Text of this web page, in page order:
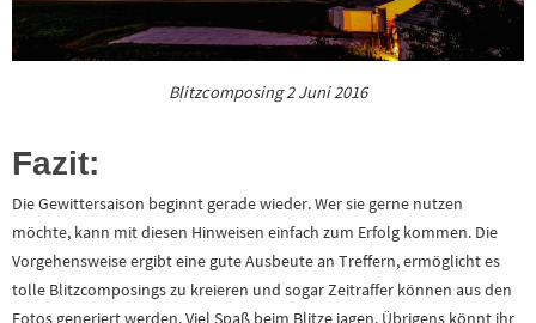
Blitzcomposing 2 Juni 2016
Fazit:
Die Gewittersaison beginnt gerade wieder. Wer sie gerne nutzen
möchte, kann mit diesen Hinweisen einfach zum Erfolg kommen. Die
Vorgehensweise ergibt eine gute Ausbeute an Treffern, ermöglicht es
tolle Blitzcomposings zu kreieren und sogar Zeitraffer können aus den
Fotos generiert werden. Viel Spaß beim Blitze jagen. Übrigens könnt ihr